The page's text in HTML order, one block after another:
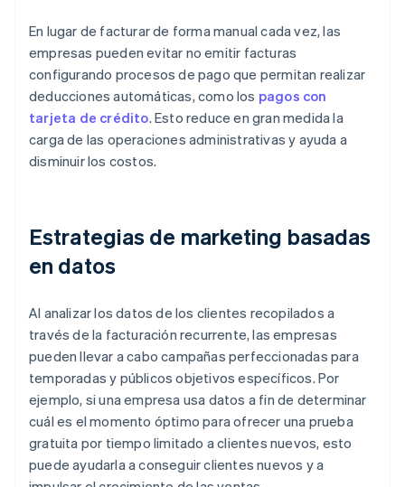
En lugar de facturar de forma manual cada vez, las
empresas pueden evitar no emitir facturas
configurando procesos de pago que permitan realizar
deducciones automáticas, como los pagos con
tarjeta de crédito. Esto reduce en gran medida la
carga de las operaciones administrativas y ayuda a
disminuir los costos.
Estrategias de marketing basadas
en datos
Al analizar los datos de los clientes recopilados a
través de la facturación recurrente, las empresas
pueden llevar a cabo campañas perfeccionadas para
temporadas y públicos objetivos específicos. Por
ejemplo, si una empresa usa datos a fin de determinar
cuál es el momento óptimo para ofrecer una prueba
gratuita por tiempo limitado a clientes nuevos, esto
puede ayudarla a conseguir clientes nuevos y a